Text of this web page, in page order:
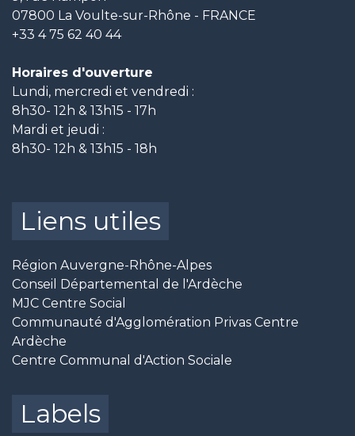
07800 La Voulte-sur-Rhône - FRANCE
+33 4 75 62 40 44
Horaires d'ouverture
Lundi, mercredi et vendredi :
8h30- 12h & 13h15 - 17h
Mardi et jeudi :
8h30- 12h & 13h15 - 18h
Liens utiles
Région Auvergne-Rhône-Alpes
Conseil Départemental de l'Ardèche
MJC Centre Social
Communauté d'Agglomération Privas Centre
Ardèche
Centre Communal d'Action Sociale
Labels